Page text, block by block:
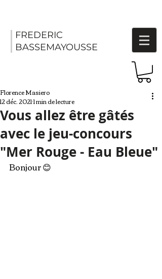
FREDERIC
BASSEMAYOUSSE
Vous allez être gâtés
avec le jeu-concours
"Mer Rouge - Eau Bleue"
Florence Masiero
12 déc. 20211 min de lecture
Bonjour 😊